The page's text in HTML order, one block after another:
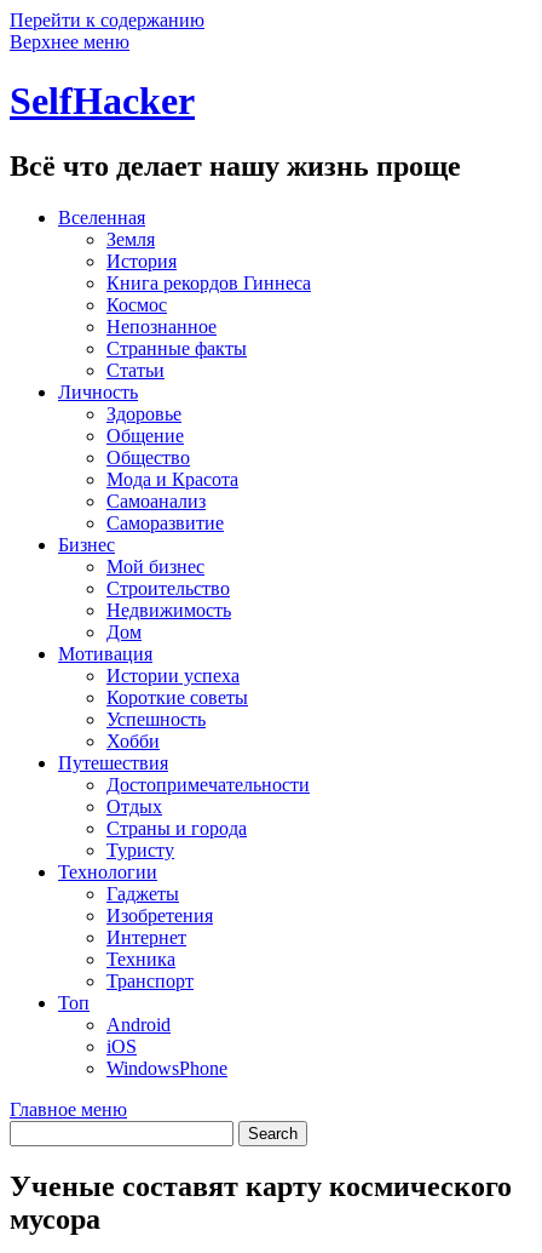
Перейти к содержанию
Верхнее меню
SelfHacker
Всё что делает нашу жизнь проще
Вселенная
Земля
История
Книга рекордов Гиннеса
Космос
Непознанное
Странные факты
Статьи
Личность
Здоровье
Общение
Общество
Мода и Красота
Самоанализ
Саморазвитие
Бизнес
Мой бизнес
Строительство
Недвижимость
Дом
Мотивация
Истории успеха
Короткие советы
Успешность
Хобби
Путешествия
Достопримечательности
Отдых
Страны и города
Туристу
Технологии
Гаджеты
Изобретения
Интернет
Техника
Транспорт
Топ
Android
iOS
WindowsPhone
Главное меню
Ученые составят карту космического
мусора